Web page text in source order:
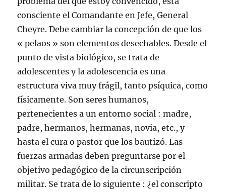
consciente el Comandante en Jefe, General
Cheyre. Debe cambiar la concepción de que los
« pelaos » son elementos desechables. Desde el
punto de vista biológico, se trata de
adolescentes y la adolescencia es una
estructura viva muy frágil, tanto psíquica, como
físicamente. Son seres humanos,
pertenecientes a un entorno social : madre,
padre, hermanos, hermanas, novia, etc., y
hasta el cura o pastor que los bautizó. Las
fuerzas armadas deben preguntarse por el
objetivo pedagógico de la circunscripción
militar. Se trata de lo siguiente : ¿el conscripto